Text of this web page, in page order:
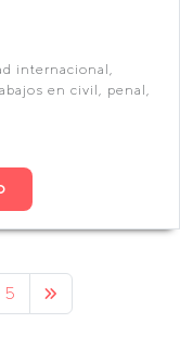
internacional,
en civil, penal,
5